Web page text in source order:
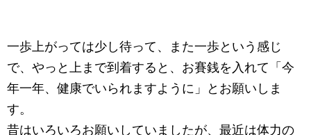
一歩上がっては少し待って、また一歩という感じ
で、やっと上まで到着すると、お賽銭を入れて「今
年一年、健康でいられますように」とお願いしま
す。
昔はいろいろお願いしていましたが、最近は体力の